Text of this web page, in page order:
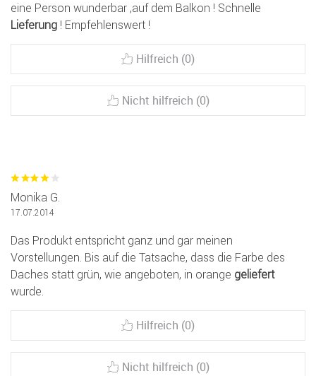
eine Person wunderbar ,auf dem Balkon ! Schnelle
Lieferung ! Empfehlenswert !
Hilfreich (0)
Nicht hilfreich (0)
Monika G.
17.07.2014
Das Produkt entspricht ganz und gar meinen
Vorstellungen. Bis auf die Tatsache, dass die Farbe des
Daches statt grün, wie angeboten, in orange geliefert
wurde.
Hilfreich (0)
Nicht hilfreich (0)